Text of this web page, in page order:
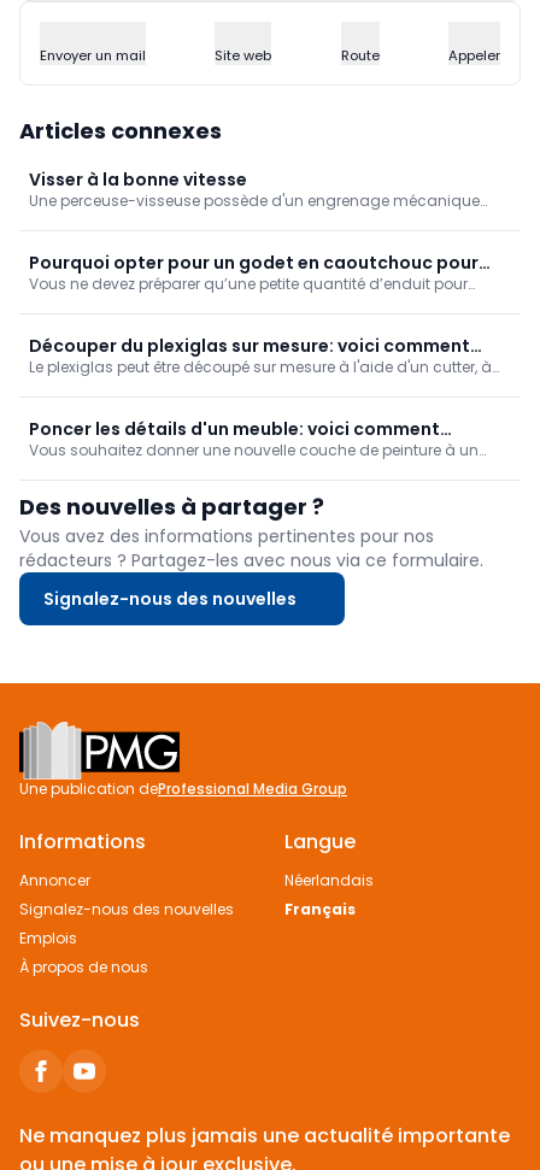
Envoyer un mail Site web Route Appeler
Articles connexes
Visser à la bonne vitesse
Une perceuse-visseuse possède d'un engrenage mécanique
cette astuce.
Pourquoi opter pour un godet en caoutchouc pour
l’enduit?
Vous ne devez préparer qu’une petite quantité d’enduit pour
petit récipient souple en caoutchouc.
Découper du plexiglas sur mesure: voici comment
faire
Le plexiglas peut être découpé sur mesure à l'aide d'un cutter, à
Poncer les détails d'un meuble: voici comment
procéder
Vous souhaitez donner une nouvelle couche de peinture à un
Découvrez la meilleure façon de procéder pour obtenir une
surface parfaitement prête à être peinte.
Des nouvelles à partager ?
Vous avez des informations pertinentes pour nos
rédacteurs ? Partagez-les avec nous via ce formulaire.
Signalez-nous des nouvelles
Footer
Une publication deProfessional Media Group
Informations
Annoncer
Signalez-nous des nouvelles
Emplois
À propos de nous
Langue
Néerlandais
Français
Suivez-nous
Ne manquez plus jamais une actualité importante